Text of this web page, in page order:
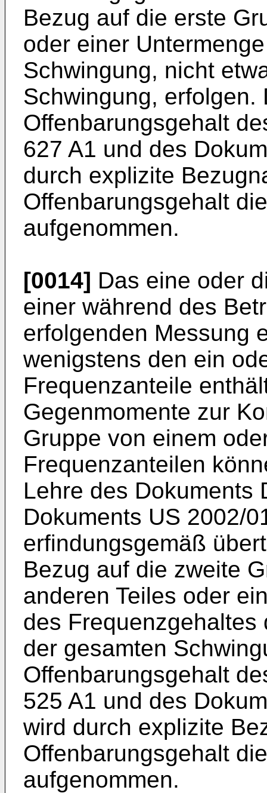
Bezug auf die erste
oder einer
Schwingung, nicht
Schwingung, erfolgen.
Offenbarungsgehalt
627 A1 und des
durch explizite
Offenbarungsgehalt
aufgenommen.
[0014] Das eine oder
einer während des
erfolgenden Messung
wenigstens den ein
Frequenzanteile
Gegenmomente zur
Gruppe von einem
Frequenzanteilen
Lehre des Dokuments
Dokuments US 2002/
erfindungsgemäß
Bezug auf die zweite
anderen Teiles oder
des
der gesamten
Offenbarungsgehalt
525 A1 und des
wird durch explizite
Offenbarungsgehalt
aufgenommen.